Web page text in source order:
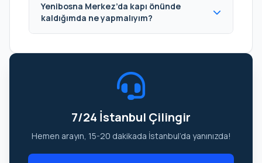
Yenibosna Merkez’da kapı önünde
kaldığımda ne yapmalıyım?
7/24 İstanbul Çilingir
Hemen arayın, 15-20 dakikada İstanbul’da yanınızda!